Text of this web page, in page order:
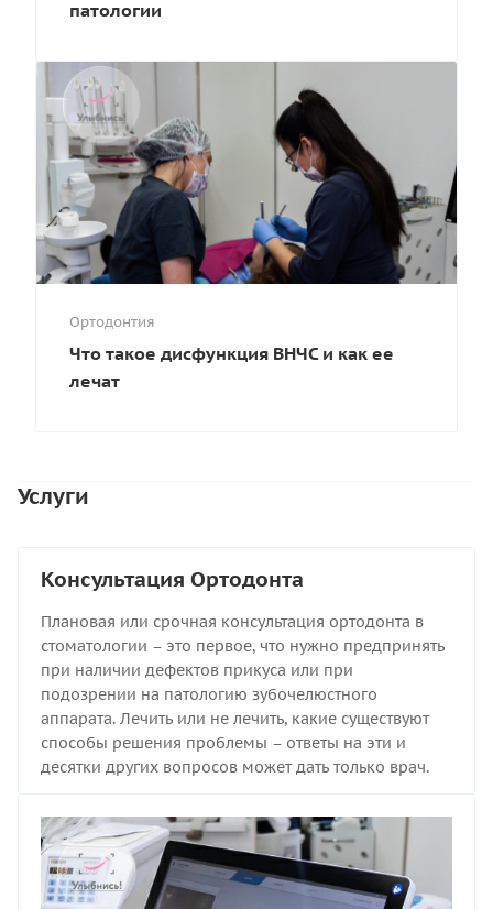
патологии
Ортодонтия
Что такое дисфункция ВНЧС и как ее
лечат
Услуги
Консультация Ортодонта
Плановая или срочная консультация ортодонта в
стоматологии – это первое, что нужно предпринять
при наличии дефектов прикуса или при
подозрении на патологию зубочелюстного
аппарата. Лечить или не лечить, какие существуют
способы решения проблемы – ответы на эти и
десятки других вопросов может дать только врач.